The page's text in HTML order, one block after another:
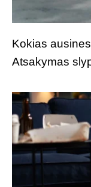
Kokias
Atsakymas